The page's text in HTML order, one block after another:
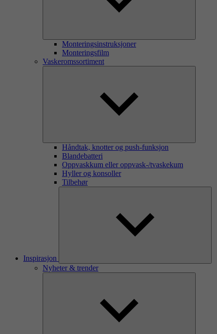
Monteringsinstruksjoner
Monteringsfilm
Vaskeromssortiment
Håndtak, knotter og push-funksjon
Blandebatteri
Oppvaskkum eller oppvask-/tvaskekum
Hyller og konsoller
Tilbehør
Inspirasjon
Nyheter & trender